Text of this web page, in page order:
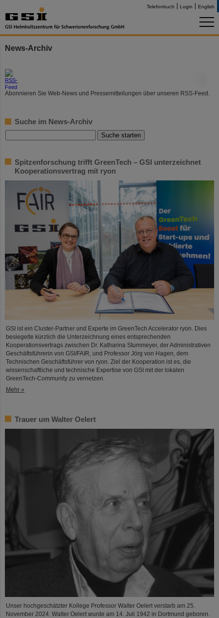
Telefonbuch Login English
News-Archiv
Abonnieren Sie Web-News und Pressemitteilungen über unseren RSS-Feed.
Suche im News-Archiv
Spitzenforschung trifft GreenTech – GSI unterzeichnet
Kooperationsvertrag mit ryon
GSI ist ein Cluster-Partner und Experte im GreenTech Accelerator ryon. Dies
besiegelte kürzlich die Unterzeichnung eines entsprechenden
Kooperationsvertrags zwischen Dr. Katharina Stummeyer, der Administrativen
Geschäftsführerin von GSI/FAIR, und Professor Jörg von Hagen, dem
Technischen Geschäftsführer von ryon. Ziel der Kooperation ist es, die
wissenschaftliche und technische Expertise von GSI mit der lokalen
GreenTech-Community zu vernetzen.
Mehr »
Trauer um Walter Oelert
Unser hochgeschätzter Kollege Professor Walter Oelert verstarb am 25.
November 2024. Walter Oelert wurde am 14. Juli 1942 in Dortmund geboren.